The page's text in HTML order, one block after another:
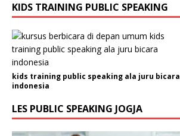
KIDS TRAINING PUBLIC SPEAKING
kids training public speaking ala juru bicara
indonesia
LES PUBLIC SPEAKING JOGJA